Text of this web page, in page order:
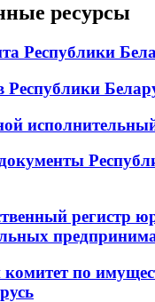
ресурсы
Республики
регистр
комитет по